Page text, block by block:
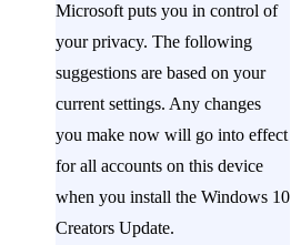
Microsoft puts you in control of
your privacy. The following
suggestions are based on your
current settings. Any changes
you make now will go into effect
for all accounts on this device
when you install the Windows 10
Creators Update.